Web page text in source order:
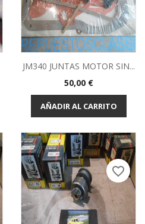
JM340 JUNTAS MOTOR SIN...
Precio
50,00 €
AÑADIR AL CARRITO
favorite_border